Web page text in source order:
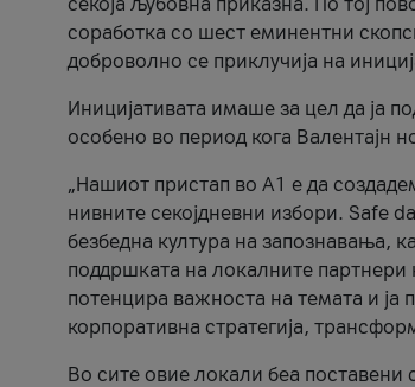
соработка со шест еминентни
доброволно се приклучија на
Иницијативата имаше за цел да ја
особено во период кога Валентајн
„Нашиот пристап во А1 е да
нивните секојдневни избори. Safe
безбедна култура на запознавања,
поддршката на локалните партнери
потенцира важноста на темата и ја
корпоративна стратегија,
Во сите овие локали беа поставени